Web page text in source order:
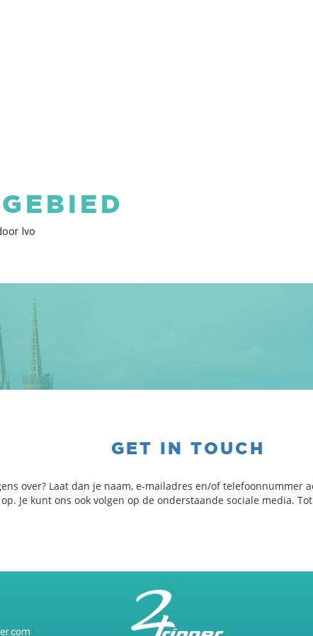
Ivo
GET IN TOUCH
over? Laat dan je naam, e-mailadres en/of telefoonnummer
Je kunt ons ook volgen op de onderstaande sociale media.